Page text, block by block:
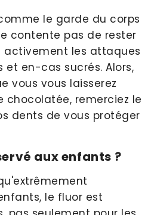
le garde du corps
contente pas de rester
activement les attaques
et en-cas sucrés. Alors,
vous vous laisserez
chocolatée, remerciez le
dents de vous protéger
aux enfants ?
le fluor est